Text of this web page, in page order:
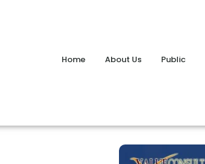
Home About Us Public